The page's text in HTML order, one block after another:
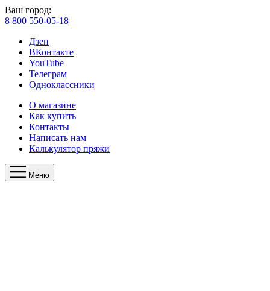
Ваш город:
8 800 550-05-18
Дзен
ВКонтакте
YouTube
Телеграм
Одноклассники
О магазине
Как купить
Контакты
Написать нам
Калькулятор пряжи
Меню